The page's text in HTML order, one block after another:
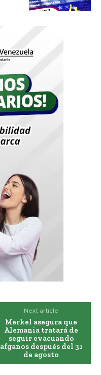
Next article
Merkel asegura que
Alemania tratará de
seguir evacuando
afganos después del 31
de agosto